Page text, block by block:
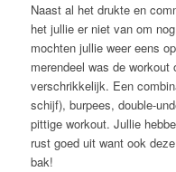
Naast al het drukte en
het jullie er niet van om
mochten jullie weer eens
merendeel was de
verschrikkelijk. Een
schijf), burpees, double-
pittige workout. Jullie
rust goed uit want ook
bak!